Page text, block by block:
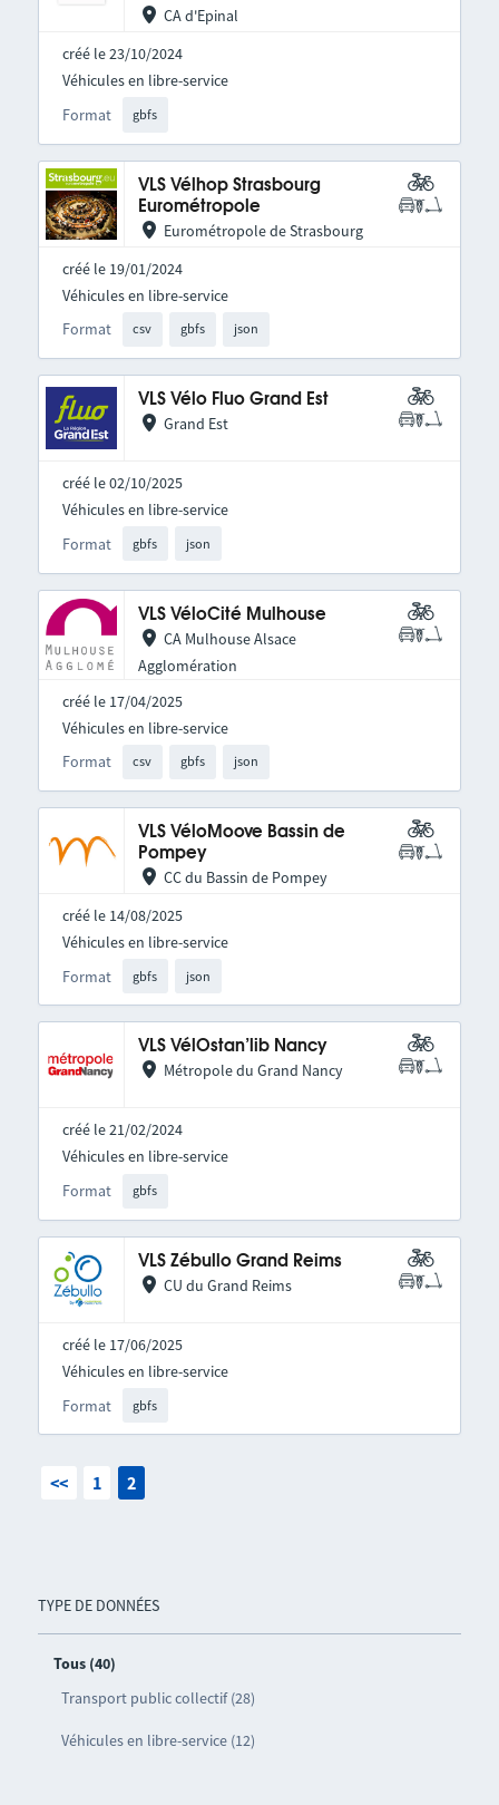
TYPE DE DONNÉES
Tous (40)
Transport public collectif (28)
Véhicules en libre-service (12)
CA d'Epinal
créé le 23/10/2024
Format gbfs
Véhicules en libre-service
VLS Vélhop Strasbourg
Eurométropole
Eurométropole de Strasbourg
créé le 19/01/2024
Format csv gbfs json
Véhicules en libre-service
VLS Vélo Fluo Grand Est
Grand Est
créé le 02/10/2025
Format gbfs json
Véhicules en libre-service
VLS VéloCité Mulhouse
CA Mulhouse Alsace
Agglomération
créé le 17/04/2025
Format csv gbfs json
Véhicules en libre-service
VLS VéloMoove Bassin de
Pompey
CC du Bassin de Pompey
créé le 14/08/2025
Format gbfs json
Véhicules en libre-service
VLS VélOstan’lib Nancy
Métropole du Grand Nancy
créé le 21/02/2024
Format gbfs
Véhicules en libre-service
VLS Zébullo Grand Reims
CU du Grand Reims
créé le 17/06/2025
Format gbfs
Véhicules en libre-service
<< 1 2